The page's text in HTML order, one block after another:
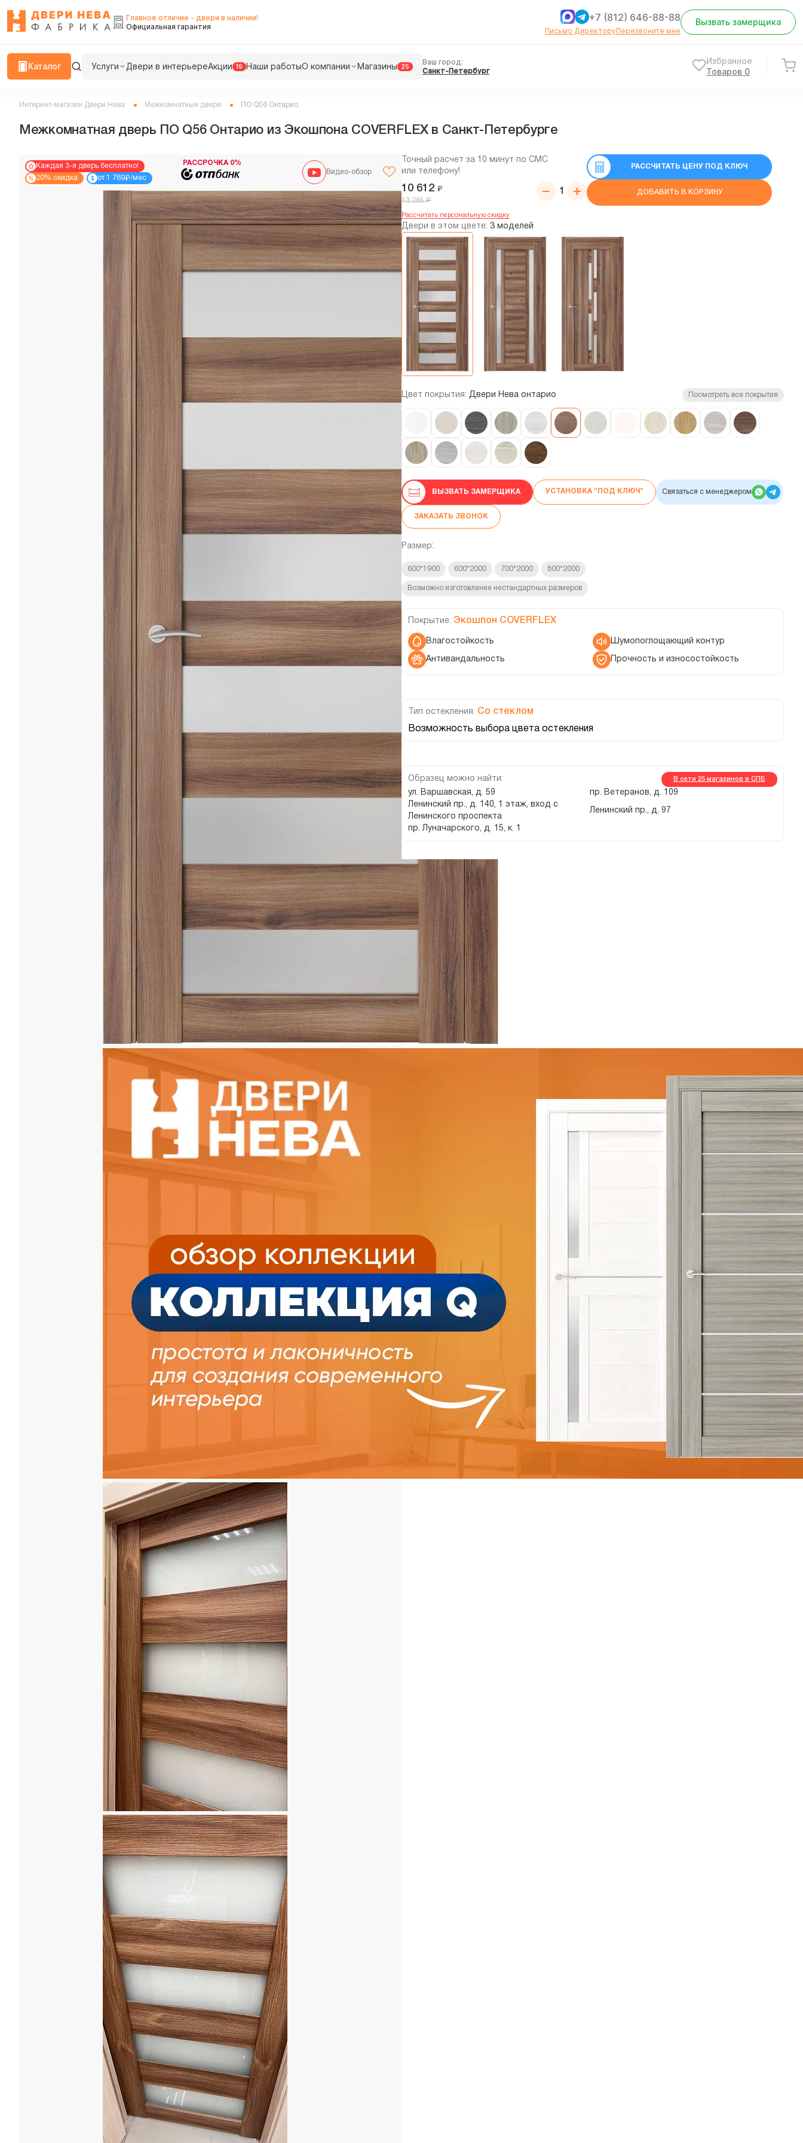
Главное отличие - двери в наличии!
Официальная гарантия
+7 (812) 646-88-88
Письмо ДиректоруПерезвоните мне
Вызвать замерщика
Каталог Услуги Двери в интерьереАкции 19 Наши работыО компании Магазины 25
Ваш город:
Санкт-Петербург
Избранное
Товаров 0
Интернет-магазин Двери Нева Межкомнатные двери ПО Q56 Онтарио
Межкомнатная дверь ПО Q56 Онтарио из Экошпона COVERFLEX в Cанкт-Петербурге
Каждая 3-я дверь бесплатно!
20% скидка
от 1 769₽/мес
Видео-обзор
РАССРОЧКА 0%
Точный расчет за 10 минут по СМС
или телефону!
10 612 ₽
13 265₽
РАССЧИТАТЬ ЦЕНУ ПОД КЛЮЧ
ДОБАВИТЬ В КОРЗИНУ
Рассчитать персональную скидку
Двери в этом цвете: 3 моделей
Цвет покрытия: Двери Нева онтарио Посмотреть все покрытия
ВЫЗВАТЬ ЗАМЕРЩИКА УСТАНОВКА “ПОД КЛЮЧ” Связаться с менеджером
ЗАКАЗАТЬ ЗВОНОК
Размер:
600*1900 600*2000 700*2000 800*2000
Возможно изготовление нестандартных размеров
Покрытие: Экошпон COVERFLEX
Влагостойкость Шумопоглощающий контур
Антивандальность Прочность и износостойкость
Тип остекления: Со стеклом
Возможность выбора цвета остекления
Образец можно найти: В сети 25 магазинов в СПБ
ул. Варшавская, д. 59
пр. Ветеранов, д. 109
Ленинский пр., д. 140, 1 этаж, вход с
Ленинского проспекта
Ленинский пр., д. 97
пр. Луначарского, д. 15, к. 1